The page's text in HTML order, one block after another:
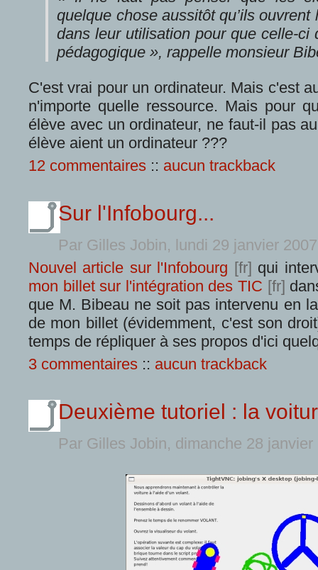
quelque chose aussitôt qu’ils ouvrent
dans leur utilisation pour que celle-ci
pédagogique », rappelle monsieur
C'est vrai pour un ordinateur. Mais c'est
n'importe quelle ressource. Mais pour
élève avec un ordinateur, ne faut-il pas
élève aient un ordinateur ???
12 commentaires :: aucun trackback
Sur l'Infobourg...
Par Gilles Jobin, lundi 29 janvier
Nouvel article sur l'Infobourg
qui
mon billet sur l'intégration des TIC
que M. Bibeau ne soit pas intervenu en
de mon billet (évidemment, c'est son
temps de répliquer à ses propos d'ici
3 commentaires :: aucun trackback
Deuxième tutoriel : la
Par Gilles Jobin, dimanche 28